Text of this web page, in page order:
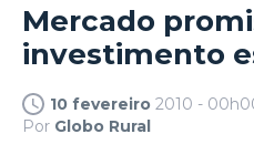
Mercado
investimento
10 fevereiro 2010 -
Por Globo Rural